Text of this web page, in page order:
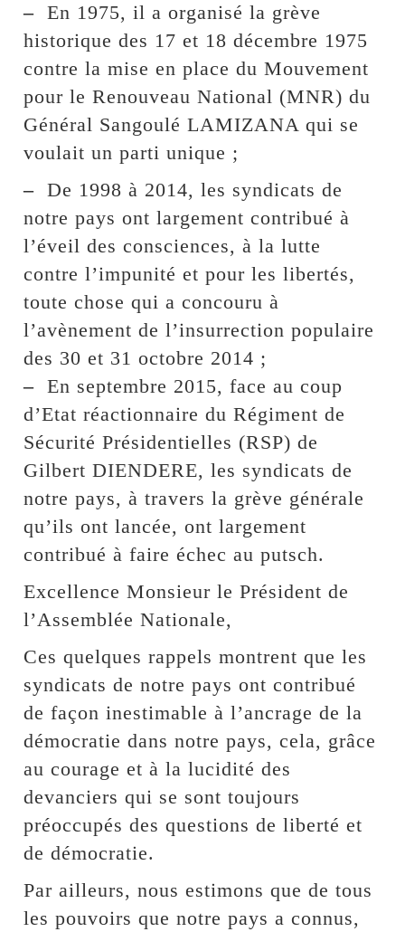
– En 1975, il a organisé la grève
historique des 17 et 18 décembre 1975
contre la mise en place du Mouvement
pour le Renouveau National (MNR) du
Général Sangoulé LAMIZANA qui se
voulait un parti unique ;
– De 1998 à 2014, les syndicats de
notre pays ont largement contribué à
l’éveil des consciences, à la lutte
contre l’impunité et pour les libertés,
toute chose qui a concouru à
l’avènement de l’insurrection populaire
des 30 et 31 octobre 2014 ;
– En septembre 2015, face au coup
d’Etat réactionnaire du Régiment de
Sécurité Présidentielles (RSP) de
Gilbert DIENDERE, les syndicats de
notre pays, à travers la grève générale
qu’ils ont lancée, ont largement
contribué à faire échec au putsch.
Excellence Monsieur le Président de
l’Assemblée Nationale,
Ces quelques rappels montrent que les
syndicats de notre pays ont contribué
de façon inestimable à l’ancrage de la
démocratie dans notre pays, cela, grâce
au courage et à la lucidité des
devanciers qui se sont toujours
préoccupés des questions de liberté et
de démocratie.
Par ailleurs, nous estimons que de tous
les pouvoirs que notre pays a connus,